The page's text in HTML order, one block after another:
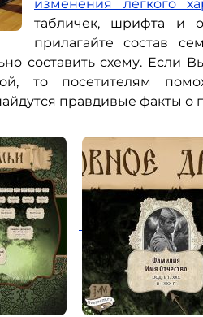
изменения легкого
табличек, шрифта и
прилагайте состав
составить схему. Если
то посетителям
правдивые факты о